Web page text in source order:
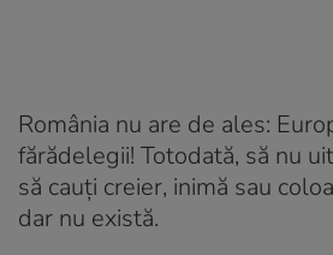
România nu are de ales:
fărădelegii! Totodată, să nu
să cauți creier, inimă sau
dar nu există.